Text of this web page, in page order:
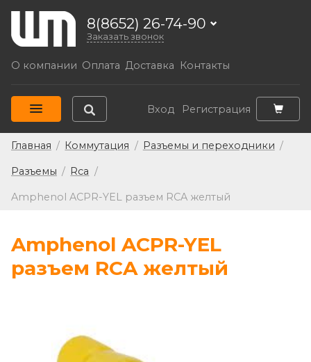
8(8652) 26-74-90
Заказать звонок
О компании Оплата Доставка Контакты
Вход Регистрация
Главная / Коммутация / Разъемы и переходники /
Разъемы / Rca /
Amphenol ACPR-YEL разъем RCA желтый
Amphenol ACPR-YEL
разъем RCA желтый